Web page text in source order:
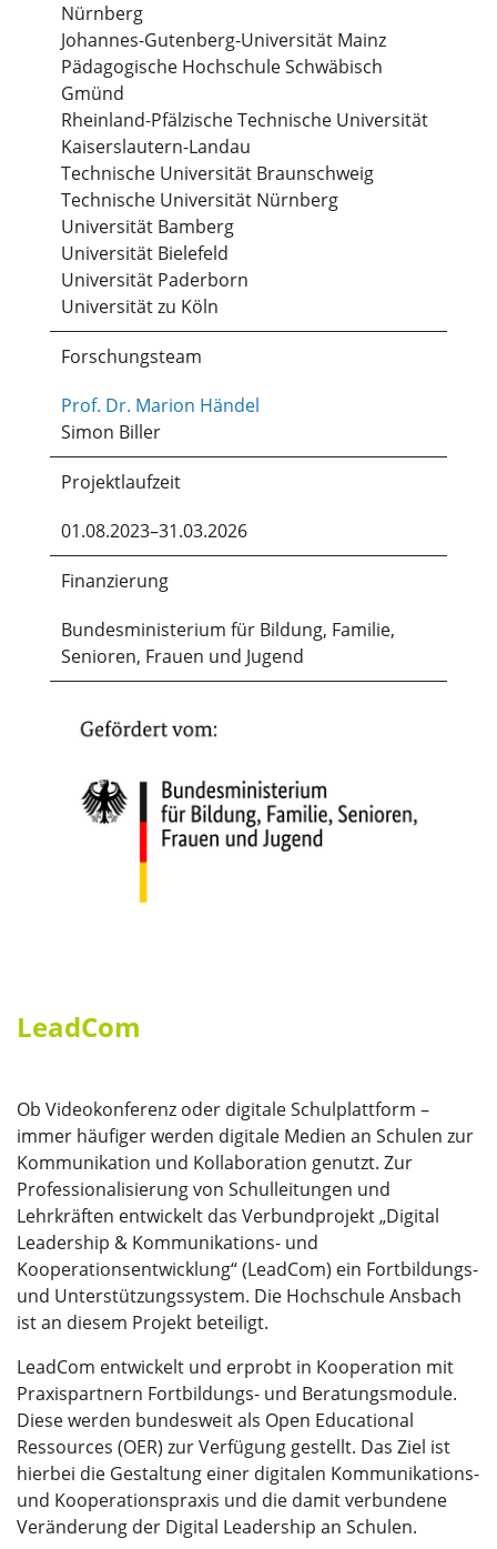
Nürnberg
Johannes-Gutenberg-Universität Mainz
Pädagogische Hochschule Schwäbisch
Gmünd
Rheinland-Pfälzische Technische Universität
Kaiserslautern-Landau
Technische Universität Braunschweig
Technische Universität Nürnberg
Universität Bamberg
Universität Bielefeld
Universität Paderborn
Universität zu Köln
Forschungsteam
Prof. Dr. Marion Händel
Simon Biller
Projektlaufzeit
01.08.2023–31.03.2026
Finanzierung
Bundesministerium für Bildung, Familie,
Senioren, Frauen und Jugend
LeadCom
Ob Videokonferenz oder digitale Schulplattform –
immer häufiger werden digitale Medien an Schulen zur
Kommunikation und Kollaboration genutzt. Zur
Professionalisierung von Schulleitungen und
Lehrkräften entwickelt das Verbundprojekt „Digital
Leadership & Kommunikations- und
Kooperationsentwicklung“ (LeadCom) ein Fortbildungs-
und Unterstützungssystem. Die Hochschule Ansbach
ist an diesem Projekt beteiligt.
LeadCom entwickelt und erprobt in Kooperation mit
Praxispartnern Fortbildungs- und Beratungsmodule.
Diese werden bundesweit als Open Educational
Ressources (OER) zur Verfügung gestellt. Das Ziel ist
hierbei die Gestaltung einer digitalen Kommunikations-
und Kooperationspraxis und die damit verbundene
Veränderung der Digital Leadership an Schulen.